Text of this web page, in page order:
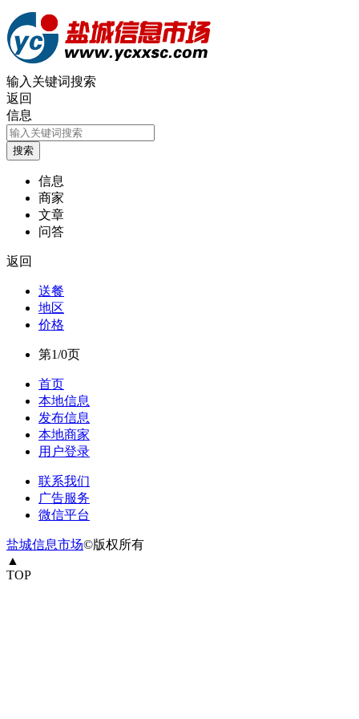
输入关键词搜索
返回
信息
信息
商家
文章
问答
返回
送餐
地区
价格
第1/0页
首页
本地信息
发布信息
本地商家
用户登录
联系我们
广告服务
微信平台
盐城信息市场©版权所有
▲
TOP